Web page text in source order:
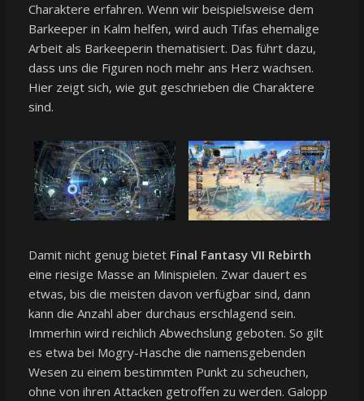
Charaktere erfahren. Wenn wir beispielsweise dem
Barkeeper in Kalm helfen, wird auch Tifas ehemalige
Arbeit als Barkeeperin thematisiert. Das führt dazu,
dass uns die Figuren noch mehr ans Herz wachsen.
Hier zeigt sich, wie gut geschrieben die Charaktere
sind.
Damit nicht genug bietet Final Fantasy VII Rebirth
eine riesige Masse an Minispielen. Zwar dauert es
etwas, bis die meisten davon verfügbar sind, dann
kann die Anzahl aber durchaus erschlagend sein.
Immerhin wird reichlich Abwechslung geboten. So gilt
es etwa bei Mogry-Hasche die namensgebenden
Wesen zu einem bestimmten Punkt zu scheuchen,
ohne von ihren Attacken getroffen zu werden. Galopp